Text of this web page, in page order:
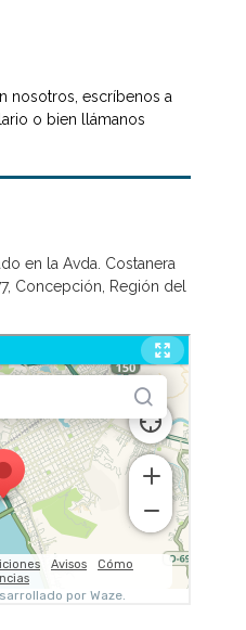
nosotros, escríbenos a
o bien llámanos
en la Avda. Costanera
Concepción, Región del